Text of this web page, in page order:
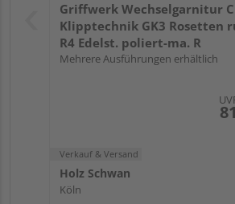
Griffwerk Wechselgarnitur
Klipptechnik GK3 Rosetten
R4 Edelst. poliert-ma. R
Mehrere Ausführungen erhältlich
Verkauf & Versand
Holz Schwan
Köln